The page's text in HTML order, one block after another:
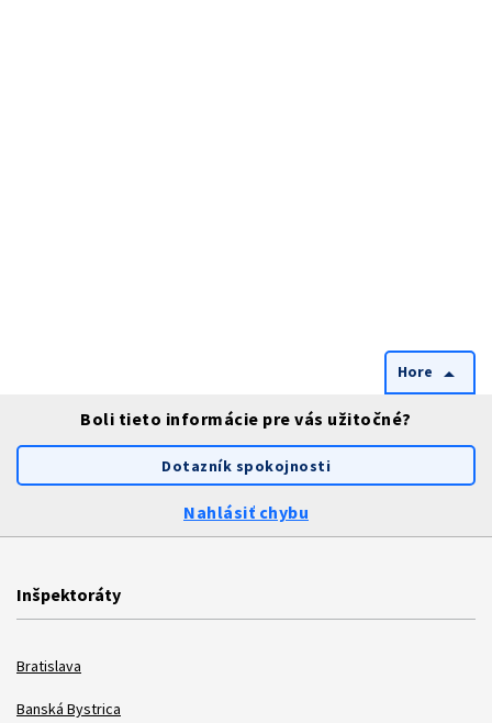
Hore arrow_drop_up
Boli tieto informácie pre vás užitočné?
Dotazník spokojnosti
Nahlásiť chybu
Inšpektoráty
Bratislava
Banská Bystrica